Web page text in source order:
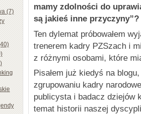
(7)
mamy zdolności do
są jakieś inne przyczyny”?
Ten dylemat próbowałem
trenerem kadry PZSzach i
z różnymi osobami, które
Pisałem już kiedyś na
zgrupowaniu kadry
publicysta i badacz dziejów
temat historii naszej